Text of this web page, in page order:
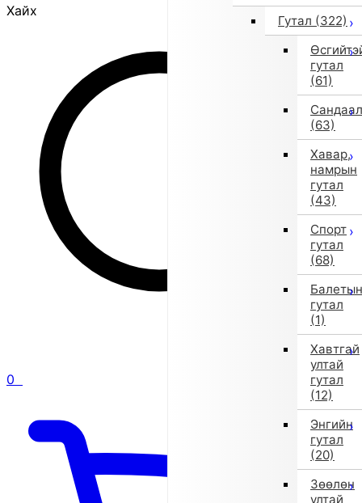
Хайх
0
Гутал (322)
гутал
(61)
Сандаал
(63)
Хавар,
намрын
гутал
(43)
Спорт
гутал
(68)
Балетын
гутал
(1)
Хавтгай
ултай
гутал
(12)
Энгийн
гутал
(20)
Зөөлөн
ултай